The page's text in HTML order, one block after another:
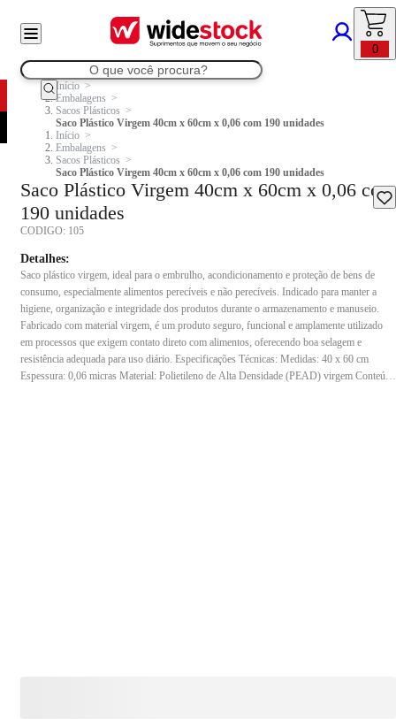
0
Início
Embalagens
Sacos Plásticos
Saco Plástico Virgem 40cm x 60cm x 0,06 com 190 unidades
Início
Embalagens
Sacos Plásticos
Saco Plástico Virgem 40cm x 60cm x 0,06 com 190 unidades
Saco Plástico Virgem 40cm x 60cm x 0,06 com
190 unidades
CODIGO: 105
Detalhes:
Saco plástico virgem, ideal para o embrulho, acondicionamento e proteção de bens de
consumo, especialmente alimentos perecíveis e não perecíveis. Indicado para manter a
higiene, organização e integridade dos produtos durante o armazenamento e manuseio.
Fabricado com material virgem, é um produto seguro, funcional e amplamente utilizado
em processos que exigem contato direto com alimentos, oferecendo boa selagem e
resistência adequada para uso diário. Especificações Técnicas: Medidas: 40 x 60 cm
Espessura: 0,06 micras Material: Polietileno de Alta Densidade (PEAD) virgem Conteúdo